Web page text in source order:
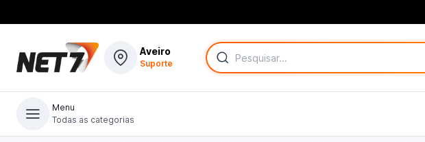
Aveiro
Suporte
Menu
Todas as categorias
Todas as categorias